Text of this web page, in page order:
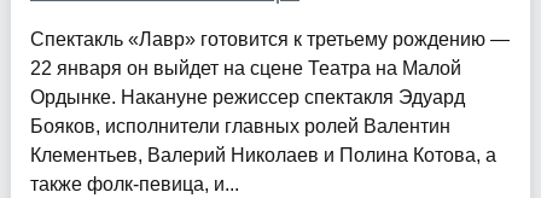
Спектакль «Лавр» готовится к третьему рождению —
22 января он выйдет на сцене Театра на Малой
Ордынке. Накануне режиссер спектакля Эдуард
Бояков, исполнители главных ролей Валентин
Клементьев, Валерий Николаев и Полина Котова, а
также фолк-певица, и...